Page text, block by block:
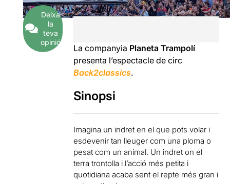
Deixa
la
teva
opinió
La companyia Planeta Trampolí
presenta l’espectacle de circ
Back2classics.
Sinopsi
Imagina un indret en el que pots volar i
esdevenir tan lleuger com una ploma o
pesat com un animal. Un indret on el
terra trontolla i l’acció més petita i
quotidiana acaba sent el repte més gran i